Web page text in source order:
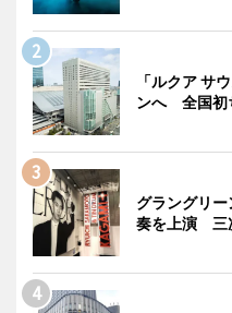
「ルクア サ
ンへ 全国初
グラングリ
奏を上演 三